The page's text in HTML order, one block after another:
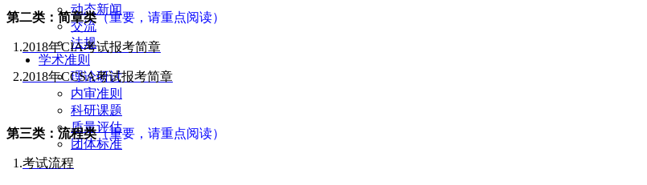
动态新闻
交流
法规
学术准则
理论研讨
内审准则
科研课题
质量评估
团体标准
第二类：简章类（重要，请重点阅读）
1.2018年CIA考试报考简章
2.2018年CCSA考试报考简章
第三类：流程类（重要，请重点阅读）
1.考试流程